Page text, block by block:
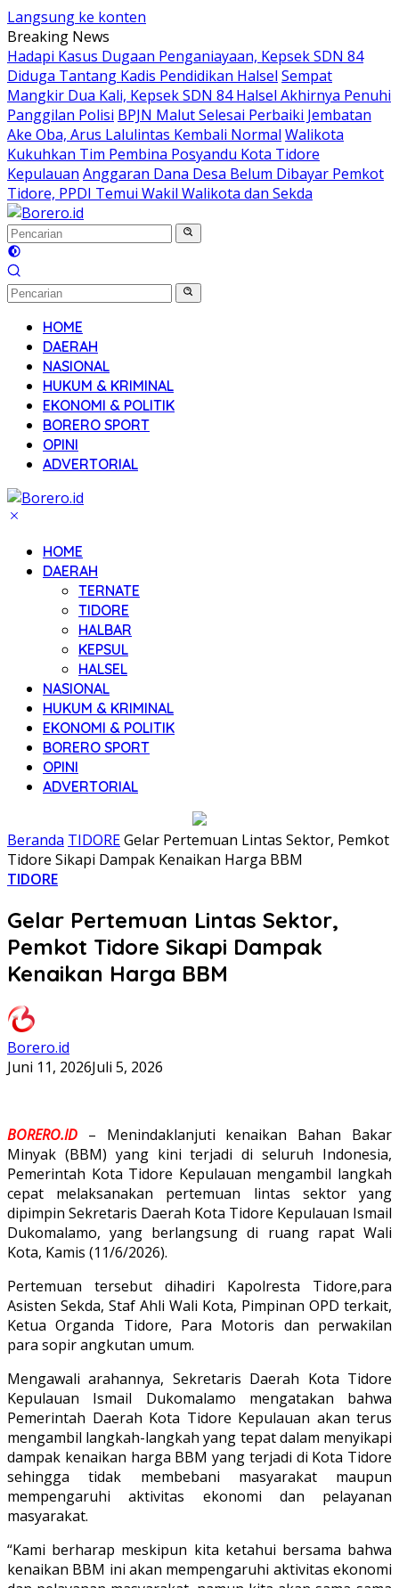
Langsung ke konten
Breaking News
Hadapi Kasus Dugaan Penganiayaan, Kepsek SDN 84
Diduga Tantang Kadis Pendidikan Halsel Sempat
Mangkir Dua Kali, Kepsek SDN 84 Halsel Akhirnya Penuhi
Panggilan Polisi BPJN Malut Selesai Perbaiki Jembatan
Ake Oba, Arus Lalulintas Kembali Normal Walikota
Kukuhkan Tim Pembina Posyandu Kota Tidore
Kepulauan Anggaran Dana Desa Belum Dibayar Pemkot
Tidore, PPDI Temui Wakil Walikota dan Sekda
HOME
DAERAH
NASIONAL
HUKUM & KRIMINAL
EKONOMI & POLITIK
BORERO SPORT
OPINI
ADVERTORIAL
HOME
DAERAH
TERNATE
TIDORE
HALBAR
KEPSUL
HALSEL
NASIONAL
HUKUM & KRIMINAL
EKONOMI & POLITIK
BORERO SPORT
OPINI
ADVERTORIAL
Beranda TIDOREGelar Pertemuan Lintas Sektor, Pemkot
Tidore Sikapi Dampak Kenaikan Harga BBM
TIDORE
Gelar Pertemuan Lintas Sektor,
Pemkot Tidore Sikapi Dampak
Kenaikan Harga BBM
Borero.id
Juni 11, 2026Juli 5, 2026
BORERO.ID – Menindaklanjuti kenaikan Bahan Bakar
Minyak (BBM) yang kini terjadi di seluruh Indonesia,
Pemerintah Kota Tidore Kepulauan mengambil langkah
cepat melaksanakan pertemuan lintas sektor yang
dipimpin Sekretaris Daerah Kota Tidore Kepulauan Ismail
Dukomalamo, yang berlangsung di ruang rapat Wali
Kota, Kamis (11/6/2026).
Pertemuan tersebut dihadiri Kapolresta Tidore,para
Asisten Sekda, Staf Ahli Wali Kota, Pimpinan OPD terkait,
Ketua Organda Tidore, Para Motoris dan perwakilan
para sopir angkutan umum.
Mengawali arahannya, Sekretaris Daerah Kota Tidore
Kepulauan Ismail Dukomalamo mengatakan bahwa
Pemerintah Daerah Kota Tidore Kepulauan akan terus
mengambil langkah-langkah yang tepat dalam menyikapi
dampak kenaikan harga BBM yang terjadi di Kota Tidore
sehingga tidak membebani masyarakat maupun
mempengaruhi aktivitas ekonomi dan pelayanan
masyarakat.
“Kami berharap meskipun kita ketahui bersama bahwa
kenaikan BBM ini akan mempengaruhi aktivitas ekonomi